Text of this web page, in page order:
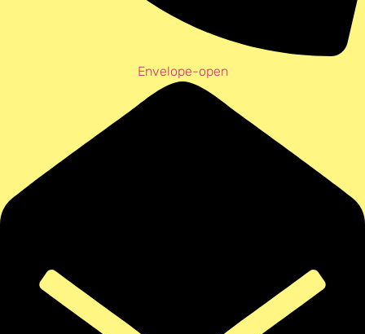
Envelope-open